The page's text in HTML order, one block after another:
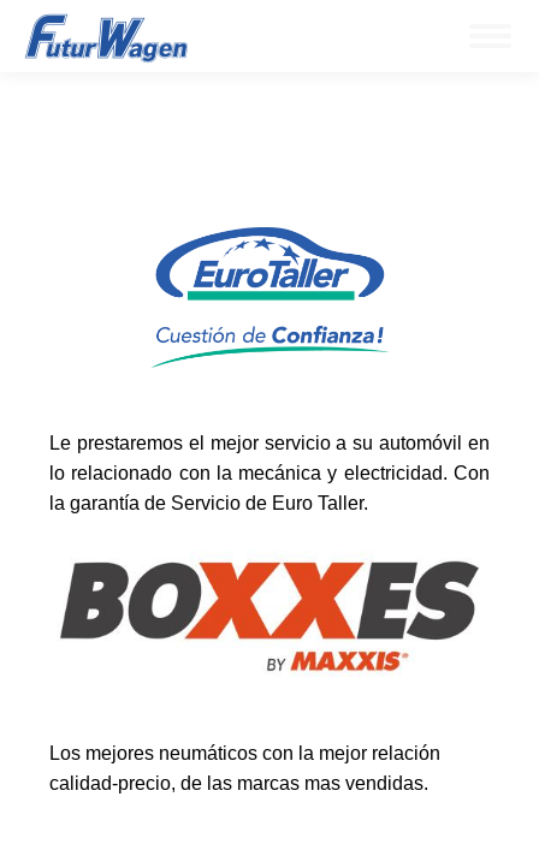
Le prestaremos el mejor servicio a su automóvil en
lo relacionado con la mecánica y electricidad. Con
la garantía de Servicio de Euro Taller.
Los mejores neumáticos con la mejor relación
calidad-precio, de las marcas mas vendidas.